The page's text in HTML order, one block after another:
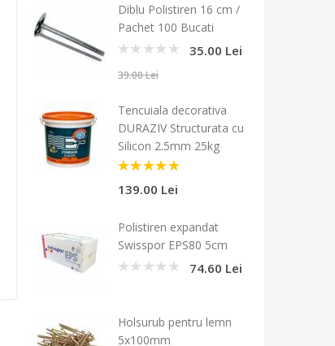
Diblu Polistiren 16 cm /
Pachet 100 Bucati
35.00 Lei
39.00 Lei
Tencuiala decorativa
DURAZIV Structurata cu
Silicon 2.5mm 25kg
139.00 Lei
Polistiren expandat
Swisspor EPS80 5cm
74.60 Lei
Holsurub pentru lemn
5x100mm